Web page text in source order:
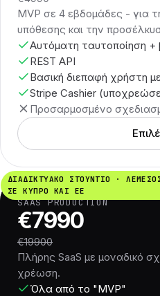
MVP σε 4 εβδομάδες - για
υπόθεσης και την
Αυτόματη ταυτοποίηση +
REST API
Βασική διεπαφή χρήστη
Stripe Cashier
Προσαρμοσμένο
ΔΙΑΔΙΚΤΥΑΚΌ ΣΤΟΎΝΤΙΟ ·
ΣΕ ΚΎΠΡΟ ΚΑΙ ΕΕ
SAAS PRODUCTION
€7990
€19900
Πλήρης SaaS με μοναδικό
χρέωση.
Όλα από το "MVP"